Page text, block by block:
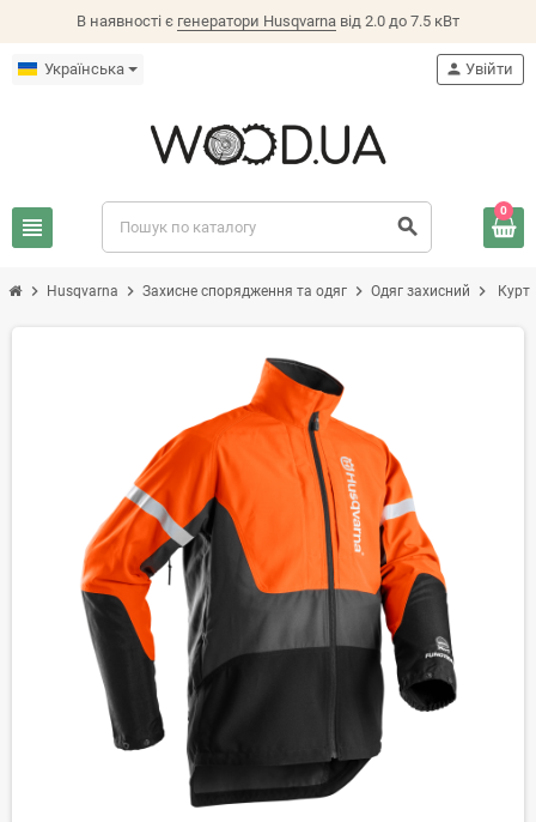
В наявності є генератори Husqvarna від 2.0 до 7.5 кВт
Українська
view_headline search
person Увійти
0
chevron_right Husqvarna chevron_right Захисне спорядження та одяг chevron_right Одяг захисний chevron_right